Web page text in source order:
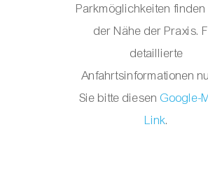
Parkmöglichkeiten finden
der Nähe der Praxis.
detaillierte
Anfahrtsinformationen
Sie bitte diesen Google-
Link.